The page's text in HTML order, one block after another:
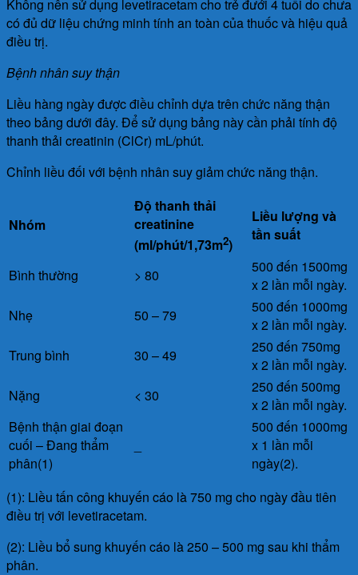
Không nên sử dụng levetiracetam cho trẻ đưới 4 tuổi do chưa
có đủ dữ liệu chứng minh tính an toàn của thuốc và hiệu quả
điều trị.
Bệnh nhân suy thận
Liều hàng ngày được điều chỉnh dựa trên chức năng thận
theo bảng dưới đây. Để sử dụng bảng này cần phải tính độ
thanh thải creatinin (ClCr) mL/phút.
Chỉnh liều đối với bệnh nhân suy giảm chức năng thận.
Nhóm
Độ thanh thải
creatinine
(ml/phút/1,73m2)
Liều lượng và
tần suất
Bình thường > 80
500 đến 1500mg
x 2 lần mỗi ngày.
Nhẹ
50 – 79
500 đến 1000mg
x 2 lần mỗi ngày.
Trung bình
30 – 49
250 đến 750mg
x 2 lần mỗi ngày.
Nặng
< 30
250 đến 500mg
x 2 lần mỗi ngày.
Bệnh thận giai đoạn
cuối – Đang thẩm
phân(1)
500 đến 1000mg
x 1 lần mỗi
ngày(2).
(1): Liều tấn công khuyến cáo là 750 mg cho ngày đầu tiên
điều trị với levetiracetam.
(2): Liều bổ sung khuyến cáo là 250 – 500 mg sau khi thẩm
phân.